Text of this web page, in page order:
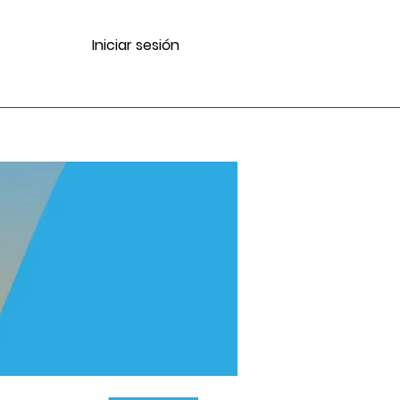
Iniciar sesión